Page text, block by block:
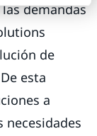
demandas
de
esta
a
necesidades